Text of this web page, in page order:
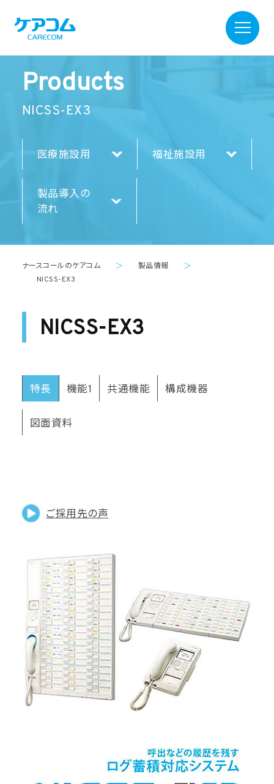
Products
NICSS-EX3
医療施設用 福祉施設用
製品導入の
流れ
ナースコールのケアコム ＞ 製品情報 ＞
NICSS-EX3
NICSS-EX3
特長 機能1 共通機能 構成機器
図面資料
ご採用先の声